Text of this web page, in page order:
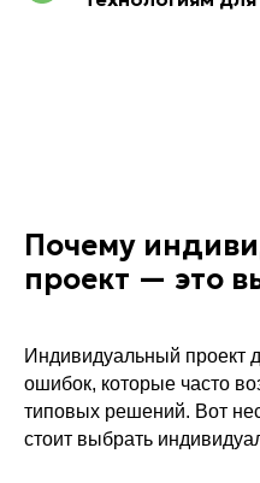
Почему
проект — это
Индивидуальный проект
ошибок, которые часто
типовых решений. Вот
стоит выбрать